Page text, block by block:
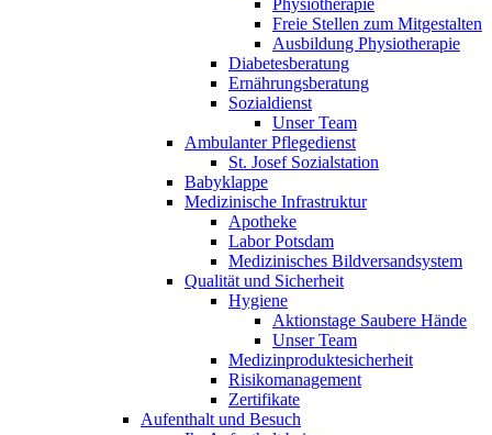
Freie Stellen zum Mitgestalten
Ausbildung Physiotherapie
Diabetesberatung
Ernährungsberatung
Sozialdienst
Unser Team
Ambulanter Pflegedienst
St. Josef Sozialstation
Babyklappe
Medizinische Infrastruktur
Apotheke
Labor Potsdam
Medizinisches Bildversandsystem
Qualität und Sicherheit
Hygiene
Aktionstage Saubere Hände
Unser Team
Medizinproduktesicherheit
Risikomanagement
Zertifikate
Aufenthalt und Besuch